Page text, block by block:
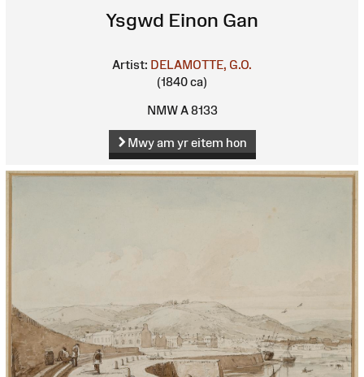
Ysgwd Einon Gan
Artist: DELAMOTTE, G.O.
(1840 ca)
NMW A 8133
Mwy am yr eitem hon